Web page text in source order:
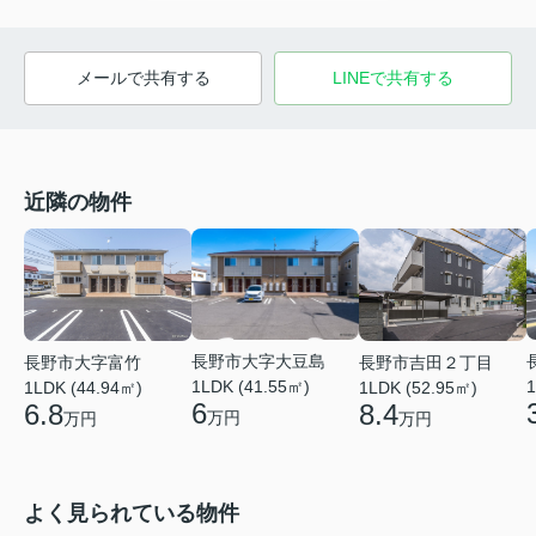
メールで共有する LINEで共有する
近隣の物件
長野市大字富竹
1LDK (44.94㎡)
6.8万円
長野市大字大豆島
1LDK (41.55㎡)
6万円
長野市吉田２丁目
1LDK (52.95㎡)
8.4万円
よく見られている物件